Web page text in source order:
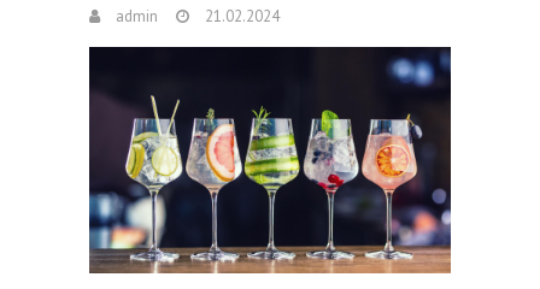
admin 21.02.2024